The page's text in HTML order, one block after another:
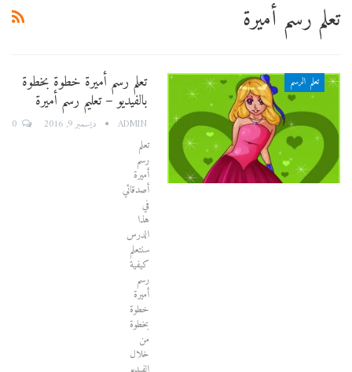
تعلم رسم أميرة
تعلم الرسم تعلم رسم أميرة خطوة بخطوة
بالفيديو – تعليم رسم أميرة
ADMIN ديسمبر 9, 2016
تعلم
رسم
أميرة
أصدقائي
في
هذا
الدرس
سنتعلم
كيفية
رسم
أميرة
خطوة
بخطوة
من
خلال